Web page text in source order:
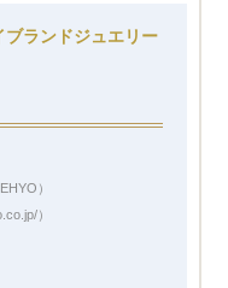
ブランドジュエリー
）
）